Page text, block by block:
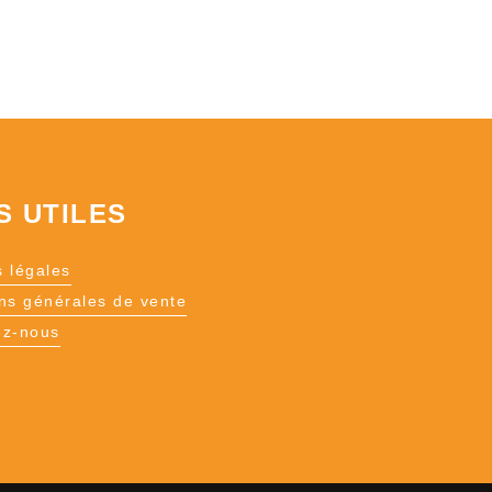
UTILES
légales
générales de vente
nous